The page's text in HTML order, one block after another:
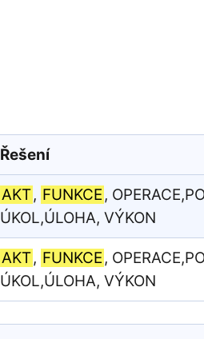
Řešení
AKT, FUNKCE ,
ÚKOL,ÚLOHA, VÝKON
AKT, FUNKCE ,
ÚKOL,ÚLOHA, VÝKON